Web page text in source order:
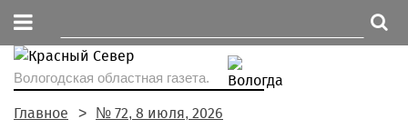
Вологодская областная газета.
Главное № 72, 8 июля, 2026